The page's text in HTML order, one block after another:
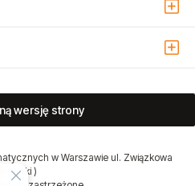
wersję strony
w Warszawie ul. Związkowa
)